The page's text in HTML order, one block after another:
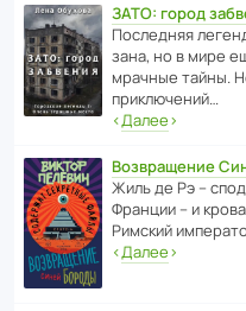
ЗАТО: город
После­дняя
зана, но в мире
мрачные тайны.
приключений…
‹Далее›
Возвращение
Жиль де Рэ –
Франции – и
Римский
‹Далее›